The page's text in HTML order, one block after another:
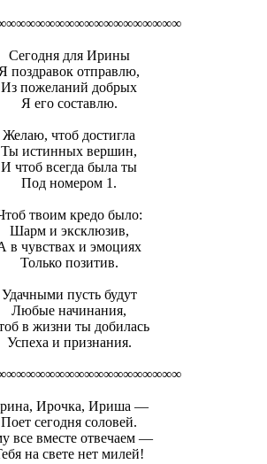
Сегодня для Ирины
Я поздравок отправлю,
Из пожеланий добрых
Я его составлю.
Желаю, чтоб достигла
Ты истинных вершин,
И чтоб всегда была ты
Под номером 1.
твоим кредо было:
Шарм и эксклюзив,
в чувствах и эмоциях
Только позитив.
Удачными пусть будут
Любые начинания,
в жизни ты добилась
Успеха и признания.
Ирочка, Ириша —
Поет сегодня соловей.
все вместе отвечаем —
на свете нет милей!